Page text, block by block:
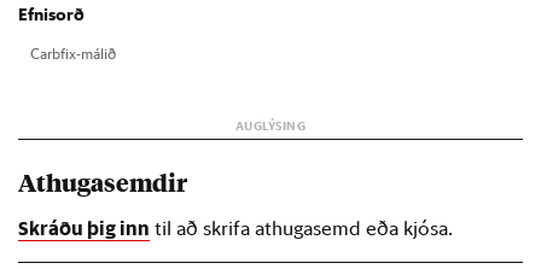
Efnisorð
Car­bfix-mál­ið
Athugasemdir
Skráðu þig inn til að skrifa athugasemd eða kjósa.